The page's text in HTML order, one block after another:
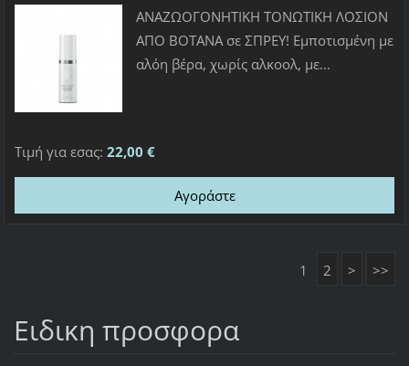
ΑΝΑΖΩΟΓΟΝΗΤΙΚΗ ΤΟΝΩΤΙΚΗ ΛΟΣΙΟΝ
ΑΠΟ ΒΟΤΑΝΑ σε ΣΠΡΕΥ! Εμποτισμένη με
αλόη βέρα, χωρίς αλκοολ, με...
Τιμή για εσας: 22,00 €
1 2 > >>
Ειδικη προσφορα